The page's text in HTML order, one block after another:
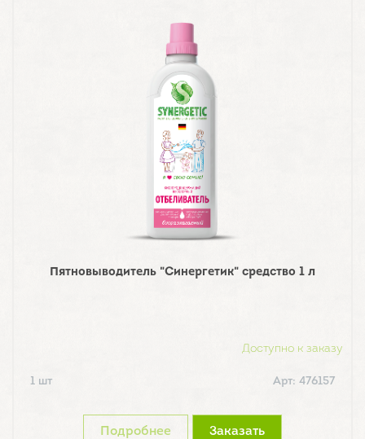
Пятновыводитель "Синергетик" средство 1 л
Доступно к заказу
1 шт Арт: 476157
Подробнее Заказать